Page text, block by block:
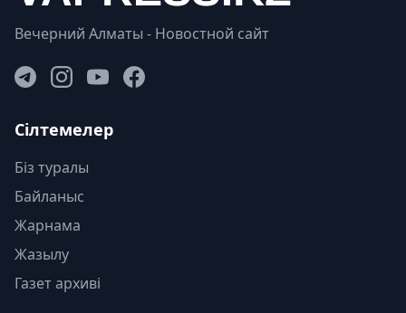
Вечерний Алматы - Новостной сайт
Сілтемелер
Біз туралы
Байланыс
Жарнама
Жазылу
Газет архиві